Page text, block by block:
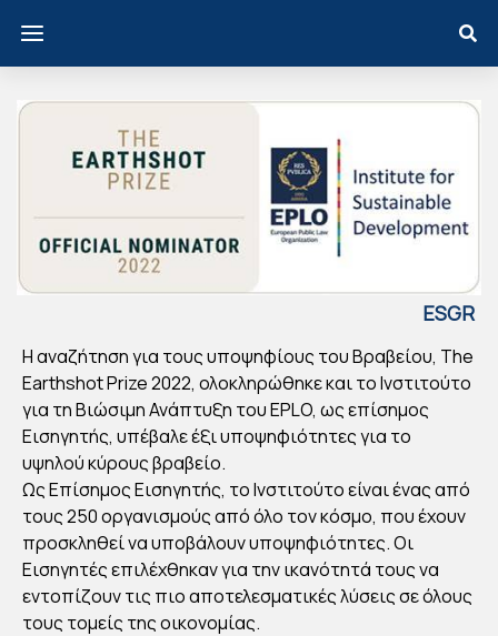
ESGR
EPL
ΛΗ
ΡΩ
ΣΕ
ΤΗ
Η αναζήτηση για τους υποψηφίους του Βραβείου, The
Earthshot Prize 2022, ολοκληρώθηκε και το Ινστιτούτο
για τη Βιώσιμη Ανάπτυξη του EPLO, ως επίσημος
Εισηγητής, υπέβαλε έξι υποψηφιότητες για το
υψηλού κύρους βραβείο.
Ως Επίσημος Εισηγητής, το Ινστιτούτο είναι ένας από
τους 250 οργανισμούς από όλο τον κόσμο, που έχουν
προσκληθεί να υποβάλουν υποψηφιότητες. Οι
Εισηγητές επιλέχθηκαν για την ικανότητά τους να
εντοπίζουν τις πιο αποτελεσματικές λύσεις σε όλους
τους τομείς της οικονομίας.